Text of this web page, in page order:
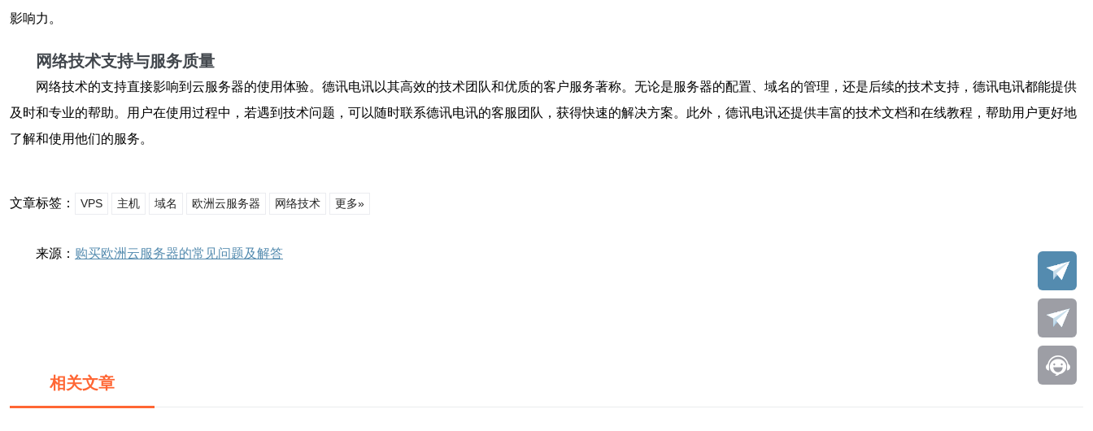
影响力。
网络技术支持与服务质量
网络技术的支持直接影响到云服务器的使用体验。德讯电讯以其高效的技术团队和优质的客户服务著称。无论是服务器的配置、域名的管理，还是后续的技术支持，德讯电讯都能提供
及时和专业的帮助。用户在使用过程中，若遇到技术问题，可以随时联系德讯电讯的客服团队，获得快速的解决方案。此外，德讯电讯还提供丰富的技术文档和在线教程，帮助用户更好地
了解和使用他们的服务。
文章标签： VPS 主机 域名 欧洲云服务器 网络技术 更多»
来源： 购买欧洲云服务器的常见问题及解答
相关文章